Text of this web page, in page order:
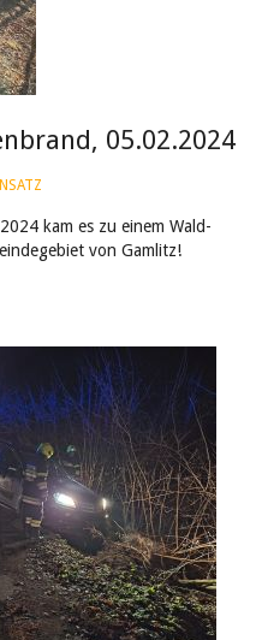
05.02.2024
kam es zu einem Wald-
von Gamlitz!